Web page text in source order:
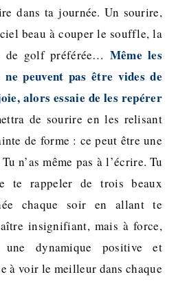
dans ta journée. Un sourire,
beau à couper le souffle, la
de golf préférée… Même les
ne peuvent pas être vides de
alors essaie de les repérer
de sourire en les relisant
de forme : ce peut être une
n’as même pas à l’écrire. Tu
te rappeler de trois beaux
chaque soir en allant te
insignifiant, mais à force,
dynamique positive et
à voir le meilleur dans chaque